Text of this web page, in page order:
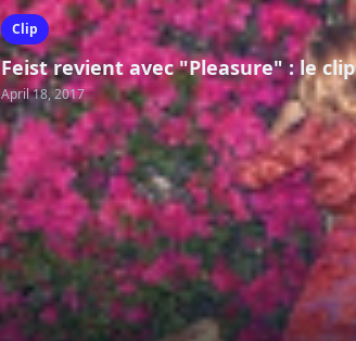
Clip
Feist revient avec "Pleasure" : le clip
April 18, 2017